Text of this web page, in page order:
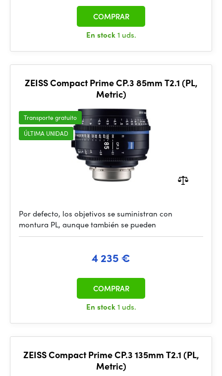
En stock1 uds.
COMPRAR
ZEISS Compact Prime CP.3 85mm T2.1 (PL,
Metric)
Transporte gratuito
ÚLTIMA UNIDAD
Por defecto, los objetivos se suministran con
montura PL, aunque también se pueden
4 235 €
En stock1 uds.
COMPRAR
ZEISS Compact Prime CP.3 135mm T2.1 (PL,
Metric)